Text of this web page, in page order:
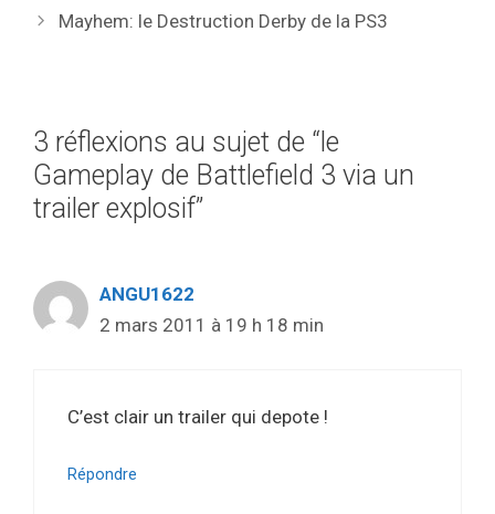
Mayhem: le Destruction Derby de la PS3
3 réflexions au sujet de “le
Gameplay de Battlefield 3 via un
trailer explosif”
ANGU1622
2 mars 2011 à 19 h 18 min
C’est clair un trailer qui depote !
Répondre